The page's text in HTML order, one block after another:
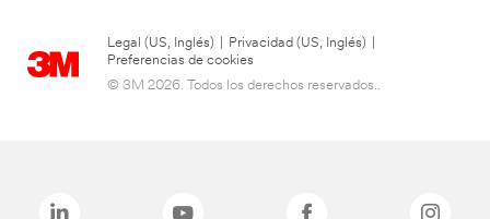
Legal (US, Inglés) Privacidad (US, Inglés)
Preferencias de cookies
© 3M 2026. Todos los derechos reservados..